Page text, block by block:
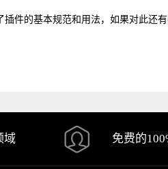
件的基本规范和用法，如果对此还
域 免费的